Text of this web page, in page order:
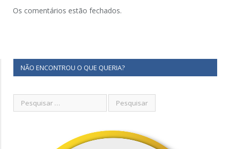
Os comentários estão fechados.
NÃO ENCONTROU O QUE QUERIA?